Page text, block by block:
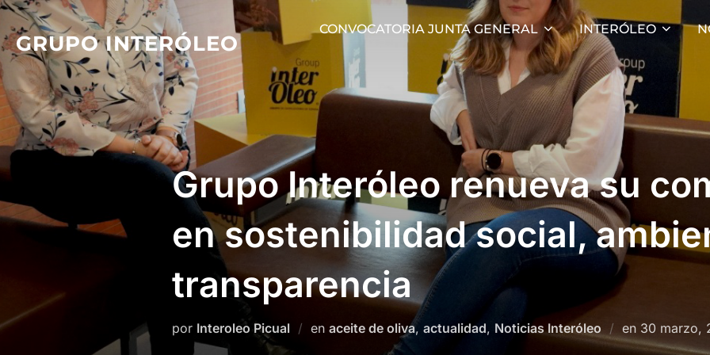
Saltar
al
contenido
GRUPO INTERÓLEO
CONVOCATORIA JUNTA GENERAL INTERÓLEO
Grupo Interóleo renueva su
en sostenibilidad social,
transparencia
por Interoleo Picual en aceite de oliva, actualidad, Noticias Interóleo en Publicado
el
30 marzo,